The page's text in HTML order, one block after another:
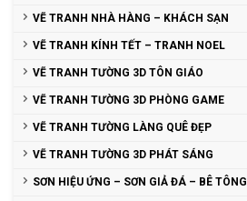
VẼ TRANH NHÀ HÀNG – KHÁCH SẠN
VẼ TRANH KÍNH TẾT – TRANH NOEL
VẼ TRANH TƯỜNG 3D TÔN GIÁO
VẼ TRANH TƯỜNG 3D PHÒNG GAME
VẼ TRANH TƯỜNG LÀNG QUÊ ĐẸP
VẼ TRANH TƯỜNG 3D PHÁT SÁNG
SƠN HIỆU ỨNG – SƠN GIẢ ĐÁ – BÊ TÔNG